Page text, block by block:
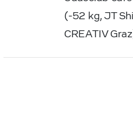
(-52 kg, JT
CREATIV